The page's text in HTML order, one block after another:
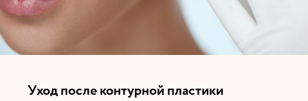
Уход после контурной пластики